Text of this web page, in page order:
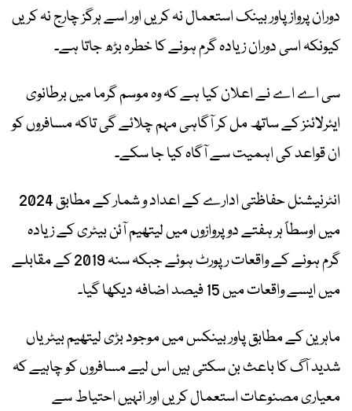
دوران پرواز پاور بینک استعمال نہ کریں اور اسے ہرگز چارج نہ کریں
کیونکہ اسی دوران زیادہ گرم ہونے کا خطرہ بڑھ جاتا ہے۔
سی اے اے نے اعلان کیا ہے کہ وہ موسم گرما میں برطانوی
ایئرلائنز کے ساتھ مل کر آگاہی مہم چلائے گی تاکہ مسافروں کو
ان قواعد کی اہمیت سے آگاہ کیا جا سکے۔
انٹرنیشنل حفاظتی ادارے کے اعداد و شمار کے مطابق 2024
میں اوسطاً ہر ہفتے دو پروازوں میں لیتھیم آئن بیٹری کے زیادہ
گرم ہونے کے واقعات رپورٹ ہوئے جبکہ سنہ 2019 کے مقابلے
میں ایسے واقعات میں 15 فیصد اضافہ دیکھا گیا۔
ماہرین کے مطابق پاور بینکس میں موجود بڑی لیتھیم بیٹریاں
شدید آگ کا باعث بن سکتی ہیں اس لیے مسافروں کو چاہیے کہ
معیاری مصنوعات استعمال کریں اور انہیں احتیاط سے